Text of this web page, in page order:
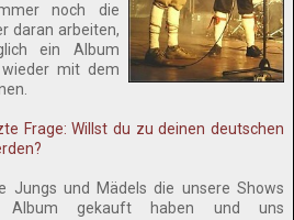
noch die
daran arbeiten,
ein Album
mit dem
Frage: Willst du zu deinen deutschen
Jungs und Mädels die unsere Shows
Album gekauft haben und uns